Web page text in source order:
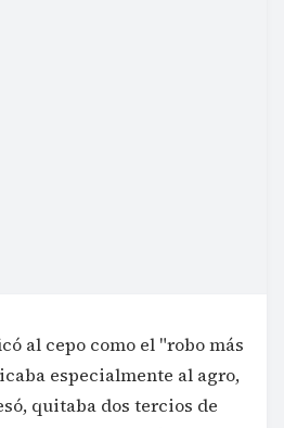
al cepo como el "robo más
especialmente al agro,
quitaba dos tercios de